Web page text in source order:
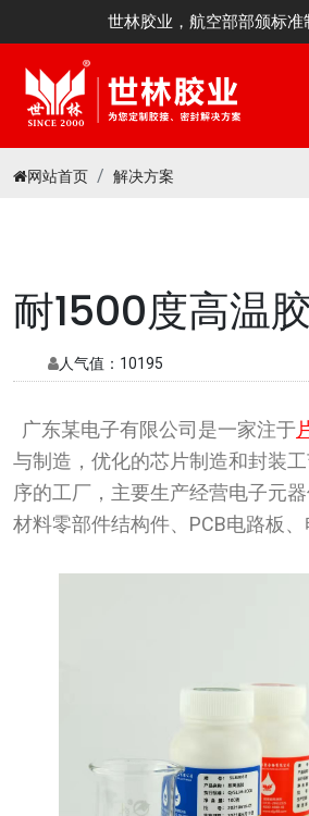
世林胶业，航空部部颁标准
网站首页 解决方案
耐1500度高温
人气值： 10195
广东某电子有限公司是一家注于
与制造，优化的芯片制造和封装
序的工厂，主要生产经营电子元
材料零部件结构件、PCB电路板、